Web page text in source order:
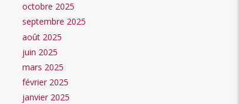
octobre 2025
septembre 2025
août 2025
juin 2025
mars 2025
février 2025
janvier 2025